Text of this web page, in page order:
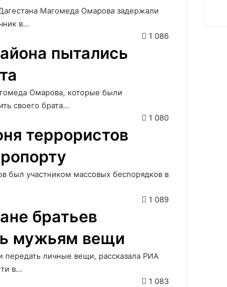
Магомеда Омарова задержали
в…
1 086
пытались
Омарова, которые были
своего брата…
1 080
террористов
был участником массовых беспорядков в
1 089
братьев
мужьям вещи
личные вещи, рассказала РИА
в…
1 083